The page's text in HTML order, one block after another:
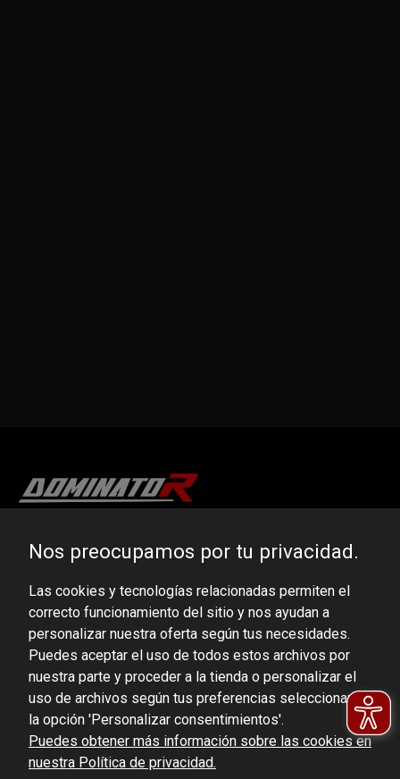
DOMINATOR GROUP Sp. z o.o.
VAT ID No.: 6521751083
dominator@dominator.pl
© Copyright 2022 | Dominator Group Sp. z o. o.
Nos preocupamos por tu privacidad.
Las cookies y tecnologías relacionadas permiten el
correcto funcionamiento del sitio y nos ayudan a
personalizar nuestra oferta según tus necesidades.
Puedes aceptar el uso de todos estos archivos por
nuestra parte y proceder a la tienda o personalizar el
uso de archivos según tus preferencias seleccionando
la opción 'Personalizar consentimientos'.
Puedes obtener más información sobre las cookies en
nuestra Política de privacidad.